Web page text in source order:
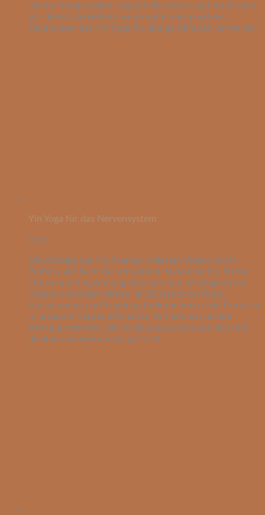
leichte Kompression reagiert. Besonders gut errei-chen
wir die Faszienketten, wenn wir in den passiven
Dehnungen des Yin Yoga für eini-ge Minuten verweilen.
Yin Yoga für das Nervensystem
1std
Die Abfolge der Yin Asanas in diesem Video nimmt
Einfluss auf Dein Nervensystem. So kannst Du Stress,
Druck und Anspannung abbauen und beruhigend auf
Körper und Geist wirken. Im Zustand von Ruhe,
Entspannung und Erholung funktionieren viele Prozesse
in unserem Körper effizienter. Wir können unsere
Atmung vertiefen, die Verdauung verbessert sich und
die Immunabwehr wird gestärkt.